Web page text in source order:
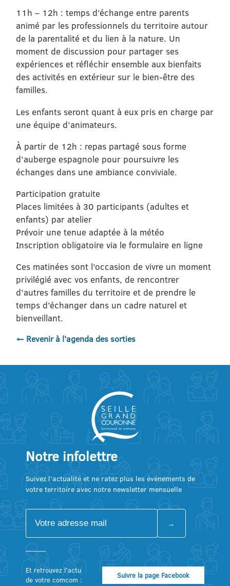
11h – 12h : temps d’échange entre parents
animé par les professionnels du territoire autour
de la parentalité et du lien à la nature. Un
moment de discussion pour partager ses
expériences et réfléchir ensemble aux bienfaits
des activités en extérieur sur le bien-être des
familles.
Les enfants seront quant à eux pris en charge par
une équipe d’animateurs.
À partir de 12h : repas partagé sous forme
d’auberge espagnole pour poursuivre les
échanges dans une ambiance conviviale.
Participation gratuite
Places limitées à 30 participants (adultes et
enfants) par atelier
Prévoir une tenue adaptée à la météo
Inscription obligatoire via le formulaire en ligne
Ces matinées sont l’occasion de vivre un moment
privilégié avec vos enfants, de rencontrer
d’autres familles du territoire et de prendre le
temps d’échanger dans un cadre naturel et
bienveillant.
← Revenir à l'agenda des sorties
Notre infolettre
Suivez l’actualité et ne ratez plus les événements de
votre territoire avec notre newsletter mensuelle
Et retrouvez l’actu
de votre comcom :
Suivre la page Facebook